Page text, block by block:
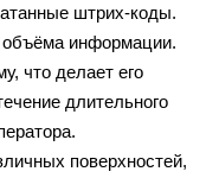
штрих-коды.
информации.
что делает его
длительного
поверхностей,